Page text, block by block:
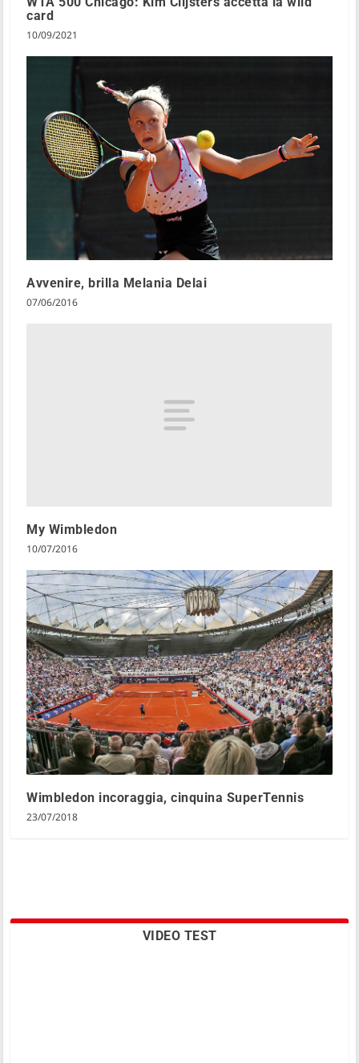
card
10/09/2021
Avvenire, brilla Melania Delai
07/06/2016
My Wimbledon
10/07/2016
Wimbledon incoraggia, cinquina SuperTennis
23/07/2018
VIDEO TEST